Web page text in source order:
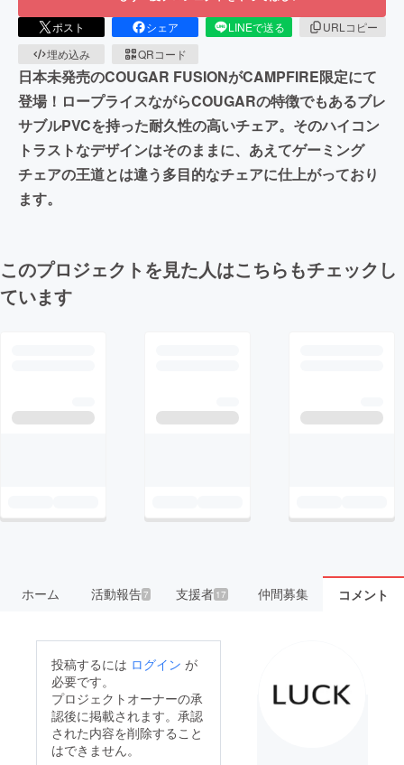
ポスト シェア LINEで送る
URLコピー
埋め込み
QRコード
日本未発売のCOUGAR FUSIONがCAMPFIRE限定にて
登場！ロープライスながらCOUGARの特徴でもあるブレ
サブルPVCを持った耐久性の高いチェア。そのハイコン
トラストなデザインはそのままに、あえてゲーミング
チェアの王道とは違う多目的なチェアに仕上がっており
ます。
このプロジェクトを見た人はこちらもチェックし
ています
ホーム 活動報告7 支援者 17 仲間募集 コメント
投稿するには ログイン が
必要です。
プロジェクトオーナーの承
認後に掲載されます。承認
された内容を削除すること
はできません。